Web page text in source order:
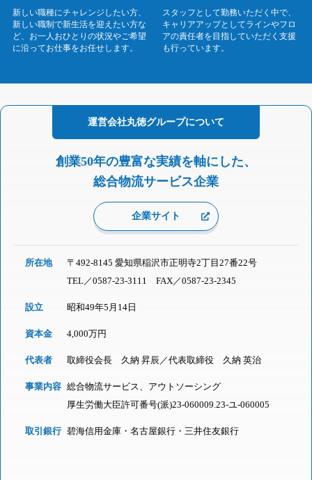
新しい職種にチャレンジしたい方、
新しい職制で新生活を迎えたい方な
ど、お一人おひとりの状況やご希望
に沿ってお仕事をお任せします。
スタッフとして勤務いただく中で、
キャリアアップとしてラインやフロ
アの責任者を目指していただく支援
も行っています。
運営会社丸徳グループについて
創業50年の豊富な実績を軸にした、
総合物流サービス企業
企業サイト
所在地
〒492-8145 愛知県稲沢市正明寺2丁目27番22号
TEL／0587-23-3111 FAX／0587-23-2345
設立 昭和49年5月14日
資本金 4,000万円
代表者 取締役会長 久納 昇辰／代表取締役 久納 英治
事業内容 総合物流サービス、アウトソーシング
厚生労働大臣許可番号(派)23-060009.23-ユ-060005
取引銀行 碧海信用金庫・名古屋銀行・三井住友銀行